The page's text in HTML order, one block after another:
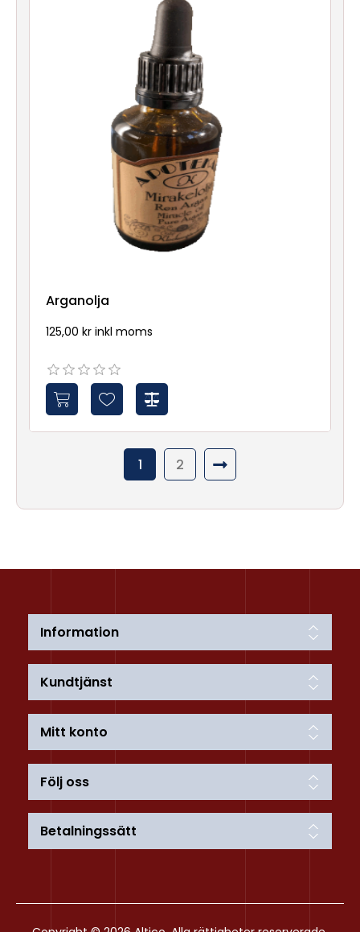
Arganolja
125,00 kr inkl moms
1 2
Information
Kundtjänst
Mitt konto
Följ oss
Betalningssätt